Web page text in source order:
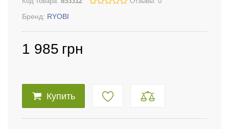
Бренд: RYOBI
1 985 грн
Купить